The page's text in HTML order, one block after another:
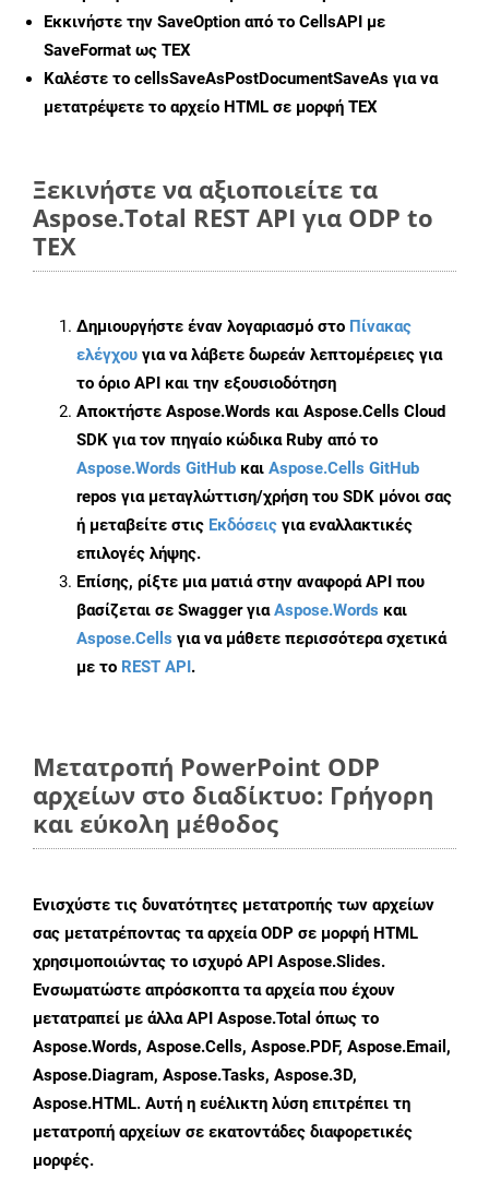
Εκκινήστε την SaveOption από το CellsAPI με
SaveFormat ως TEX
Καλέστε το cellsSaveAsPostDocumentSaveAs για να
μετατρέψετε το αρχείο HTML σε μορφή TEX
Ξεκινήστε να αξιοποιείτε τα
Aspose.Total REST API για ODP to
TEX
Δημιουργήστε έναν λογαριασμό στο Πίνακας
ελέγχου για να λάβετε δωρεάν λεπτομέρειες για
το όριο API και την εξουσιοδότηση
Αποκτήστε Aspose.Words και Aspose.Cells Cloud
SDK για τον πηγαίο κώδικα Ruby από το
Aspose.Words GitHub και Aspose.Cells GitHub
repos για μεταγλώττιση/χρήση του SDK μόνοι σας
ή μεταβείτε στις Εκδόσεις για εναλλακτικές
επιλογές λήψης.
Επίσης, ρίξτε μια ματιά στην αναφορά API που
βασίζεται σε Swagger γιαAspose.Words και
Aspose.Cells για να μάθετε περισσότερα σχετικά
με το REST API.
Μετατροπή PowerPoint ODP
αρχείων στο διαδίκτυο: Γρήγορη
και εύκολη μέθοδος
Ενισχύστε τις δυνατότητες μετατροπής των αρχείων
σας μετατρέποντας τα αρχεία ODP σε μορφή HTML
χρησιμοποιώντας το ισχυρό API Aspose.Slides.
Ενσωματώστε απρόσκοπτα τα αρχεία που έχουν
μετατραπεί με άλλα API Aspose.Total όπως το
Aspose.Words, Aspose.Cells, Aspose.PDF, Aspose.Email,
Aspose.Diagram, Aspose.Tasks, Aspose.3D,
Aspose.HTML. Αυτή η ευέλικτη λύση επιτρέπει τη
μετατροπή αρχείων σε εκατοντάδες διαφορετικές
μορφές.